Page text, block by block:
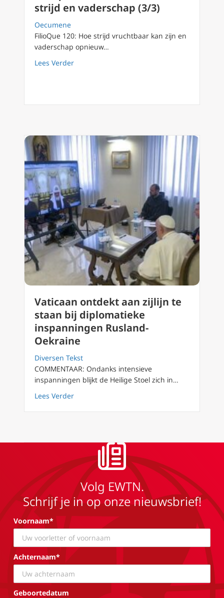
strijd en vaderschap (3/3)
Oecumene
FilioQue 120: Hoe strijd vruchtbaar kan zijn en
vaderschap opnieuw…
Lees Verderabout Filioque 120: relatie vruchtbare strijd
Vaticaan ontdekt aan zijlijn te
staan bij diplomatieke
inspanningen Rusland-
Oekraine
Diversen Tekst
COMMENTAAR: Ondanks intensieve
inspanningen blijkt de Heilige Stoel zich in…
Lees Verderabout Vaticaan ontdekt aan zijlijn te staan
Volg EWTN.
Schrijf je in op onze nieuwsbrief!
Voornaam*
Achternaam*
Geboortedatum